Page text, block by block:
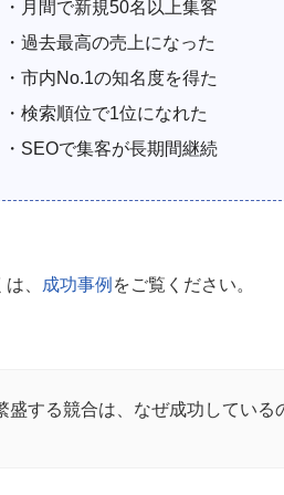
・月間で新規50名以上集客
・過去最高の売上になった
・市内No.1の知名度を得た
・検索順位で1位になれた
・SEOで集客が長期間継続
、 成功事例 をご覧ください。
盛する競合は、なぜ成功している